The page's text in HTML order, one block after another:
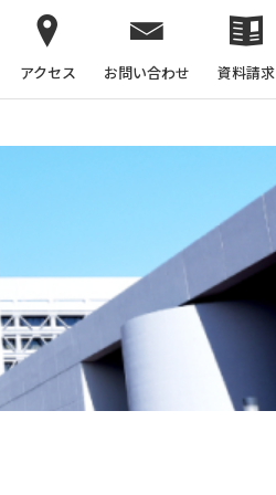
アクセス お問い合わせ 資料請求